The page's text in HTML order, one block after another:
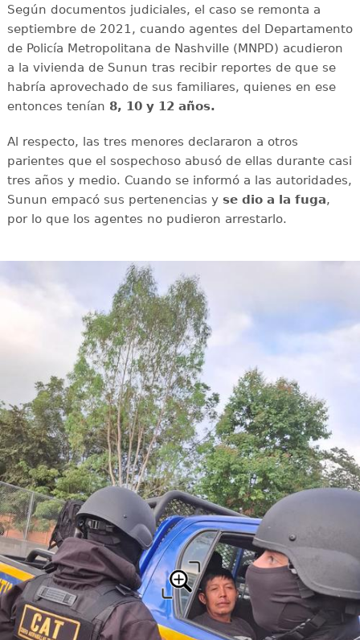
Según documentos judiciales, el caso se remonta a
septiembre de 2021, cuando agentes del Departamento
de Policía Metropolitana de Nashville (MNPD) acudieron
a la vivienda de Sunun tras recibir reportes de que se
habría aprovechado de sus familiares, quienes en ese
entonces tenían 8, 10 y 12 años.
Al respecto, las tres menores declararon a otros
parientes que el sospechoso abusó de ellas durante casi
tres años y medio. Cuando se informó a las autoridades,
Sunun empacó sus pertenencias y se dio a la fuga,
por lo que los agentes no pudieron arrestarlo.